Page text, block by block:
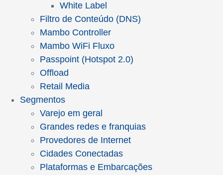
White Label
Filtro de Conteúdo (DNS)
Mambo Controller
Mambo WiFi Fluxo
Passpoint (Hotspot 2.0)
Offload
Retail Media
Segmentos
Varejo em geral
Grandes redes e franquias
Provedores de Internet
Cidades Conectadas
Plataformas e Embarcações